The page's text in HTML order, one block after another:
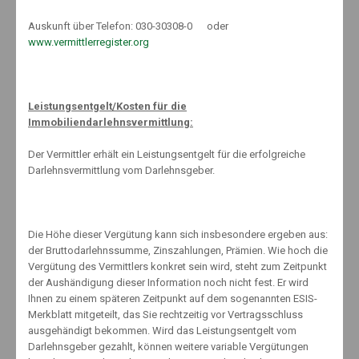
happige 80 Euro fällig.
für das Fahreignungsregister wie folgt festgelegt: 1 bis 3 Punkte
Vormerkung, 4 bis 5 Punkte Ermahnung, 6 bis 7 Punkte Verwarnung, 8
der Fahrer innerhalb von 5 Jahren ein Fahreignungsseminar besucht
und zu dem Zeitpunkt nicht mehr als 5 Punkte auf seinem Konto hat.
Neue Tilgungsfristen
Ändern werden sich im Zuge des neuen Punktesystems auch die
Tilgungsfristen, innerhalb derer Autofahrer ihre Punkte in Flensburg
abbauen können. Positiv für Verkehrssünder: jeder Delikt wird
zukünftig einzeln gesehen und verfällt folglich auch einzeln. Dies hat
Auskunft über Telefon: 030-30308-0 oder
www.vermittlerregister.org
Leistungsentgelt/Kosten für die
Immobiliendarlehnsvermittlung:
Der Vermittler erhält ein Leistungsentgelt für die erfolgreiche
Darlehnsvermittlung vom Darlehnsgeber.
Die Höhe dieser Vergütung kann sich insbesondere ergeben aus:
der Bruttodarlehnssumme, Zinszahlungen, Prämien. Wie hoch die
Vergütung des Vermittlers konkret sein wird, steht zum Zeitpunkt
der Aushändigung dieser Information noch nicht fest. Er wird
Ihnen zu einem späteren Zeitpunkt auf dem sogenannten ESIS-
Merkblatt mitgeteilt, das Sie rechtzeitig vor Vertragsschluss
ausgehändigt bekommen. Wird das Leistungsentgelt vom
Darlehnsgeber gezahlt, können weitere variable Vergütungen